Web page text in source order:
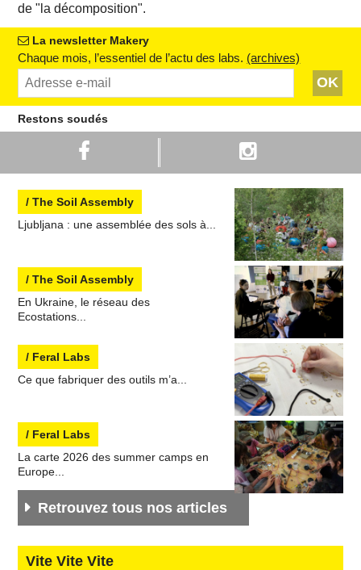
de "la décomposition".
La newsletter Makery
Chaque mois, l’essentiel de l’actu des labs. (archives)
OK
Restons soudés
/ The Soil Assembly
Ljubljana : une assemblée des sols à...
/ The Soil Assembly
En Ukraine, le réseau des
Ecostations...
/ Feral Labs
Ce que fabriquer des outils m’a...
/ Feral Labs
La carte 2026 des summer camps en
Europe...
Re­trou­vez tous nos articles
Vite Vite Vite